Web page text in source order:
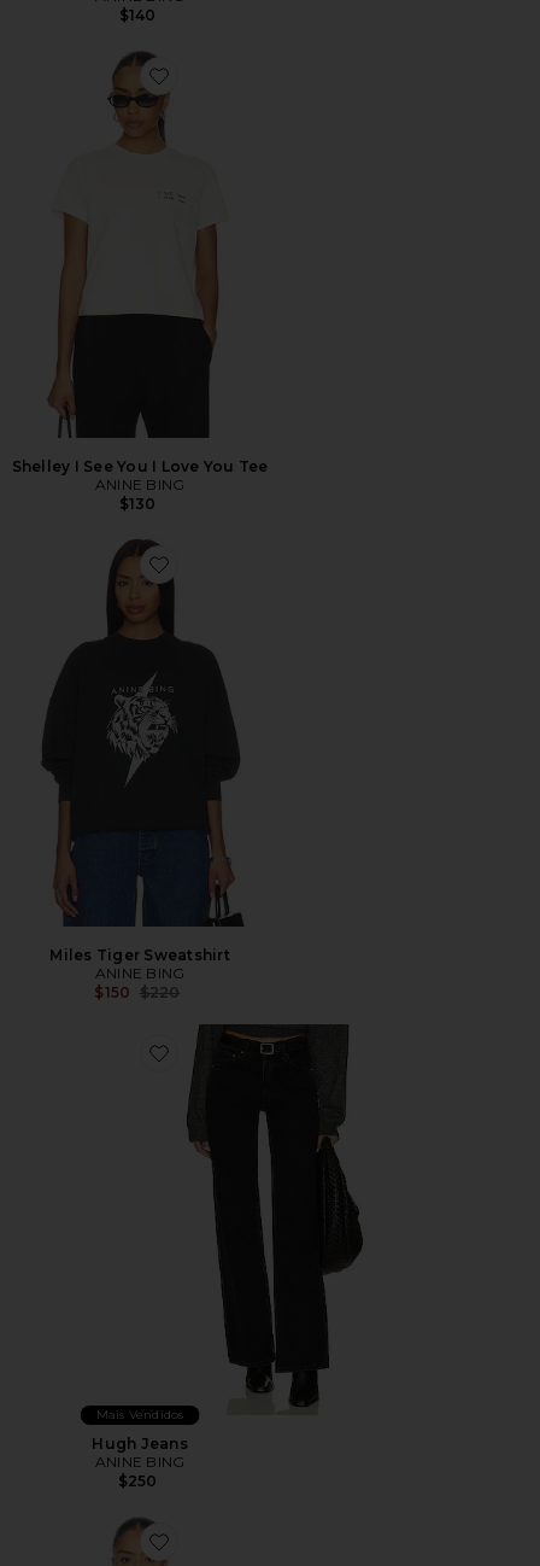
$140
Favorite Shelley I See You I Love You Tee
Shelley I See You I Love You Tee
ANINE BING
$130
Favorite Miles Tiger Sweatshirt
Miles Tiger Sweatshirt
ANINE BING
$150 Previous price:
$220
Favorite Hugh Jeans
Mais Vendidos
Hugh Jeans
ANINE BING
$250
Favorite MOLETOM CURTO PARIS DEBBIE